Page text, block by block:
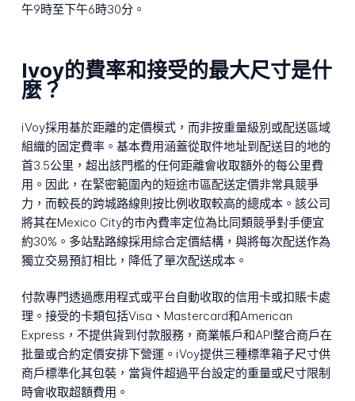
午9時至下午6時30分。
Ivoy的費率和接受的最大尺寸是什
麼？
iVoy採用基於距離的定價模式，而非按重量級別或配送區域
組織的固定費率。基本費用涵蓋從取件地址到配送目的地的
首3.5公里，超出該門檻的任何距離會收取額外的每公里費
用。因此，在緊密範圍內的短途市區配送定價非常具競爭
力，而較長的跨城路線則按比例收取較高的總成本。該公司
將其在Mexico City的市內費率定位為比同類競爭對手便宜
約30%。多站點路線採用綜合定價結構，與將每次配送作為
獨立交易預訂相比，降低了單次配送成本。
付款專門透過應用程式或平台自動收取的信用卡或扣賬卡處
理。接受的卡類包括Visa、Mastercard和American
Express，不提供貨到付款服務，商業帳戶和API整合商戶在
批量或合約定價安排下營運。iVoy提供三種標準箱子尺寸供
商戶標準化其包裝，當貨件超過平台設定的重量或尺寸限制
時會收取超額費用。